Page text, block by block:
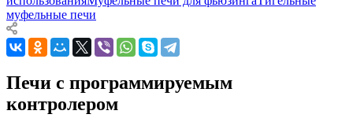
муфельные печи
Печи с программируемым
контролером